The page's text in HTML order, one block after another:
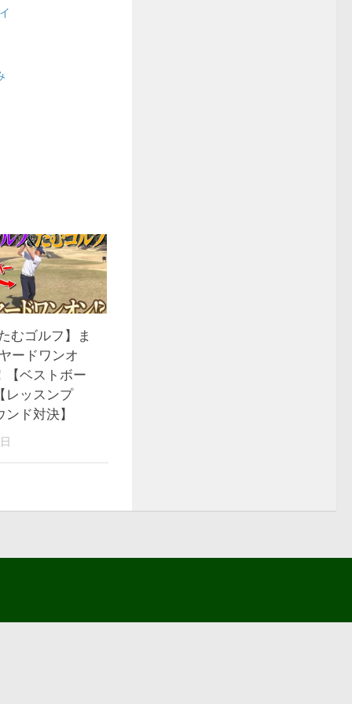
むゴルフ】ま
ードワンオ
【ベストボー
レッスンプ
ド対決】